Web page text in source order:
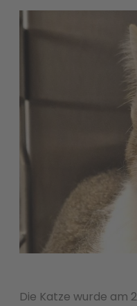
Die Katze wurde am